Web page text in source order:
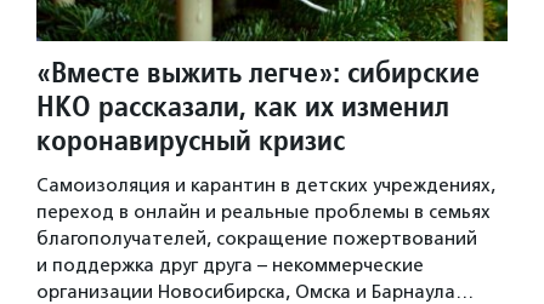
«Вместе выжить легче»: сибирские
НКО рассказали, как их изменил
коронавирусный кризис
Самоизоляция и карантин в детских учреждениях,
переход в онлайн и реальные проблемы в семьях
благополучателей, сокращение пожертвований
и поддержка друг друга – некоммерческие
организации Новосибирска, Омска и Барнаула…